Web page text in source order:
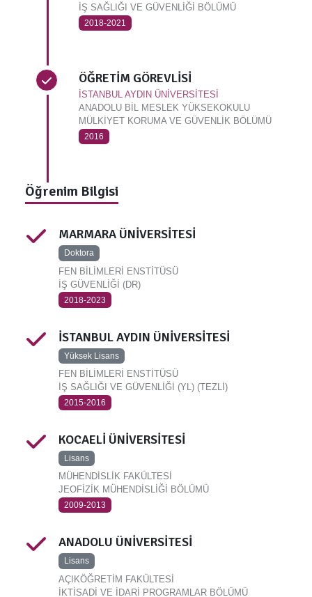
İŞ SAĞLIĞI VE GÜVENLİĞİ BÖLÜMÜ
2018-2021
ÖĞRETİM GÖREVLİSİ
İSTANBUL AYDIN ÜNİVERSİTESİ
ANADOLU BİL MESLEK YÜKSEKOKULU
MÜLKİYET KORUMA VE GÜVENLİK BÖLÜMÜ
2016
Öğrenim Bilgisi
MARMARA ÜNİVERSİTESİ
Doktora
FEN BİLİMLERİ ENSTİTÜSÜ
İŞ GÜVENLİĞİ (DR)
2018-2023
İSTANBUL AYDIN ÜNİVERSİTESİ
Yüksek Lisans
FEN BİLİMLERİ ENSTİTÜSÜ
İŞ SAĞLIĞI VE GÜVENLİĞİ (YL) (TEZLİ)
2015-2016
KOCAELİ ÜNİVERSİTESİ
Lisans
MÜHENDİSLİK FAKÜLTESİ
JEOFİZİK MÜHENDİSLİĞİ BÖLÜMÜ
2009-2013
ANADOLU ÜNİVERSİTESİ
Lisans
AÇIKÖĞRETİM FAKÜLTESİ
İKTİSADİ VE İDARİ PROGRAMLAR BÖLÜMÜ